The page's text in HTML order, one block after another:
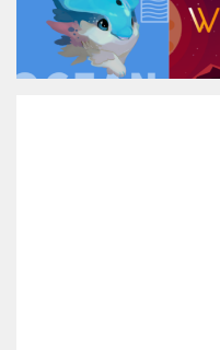
09101364784
شروع گفتگو
@Armteam_admin_104